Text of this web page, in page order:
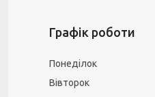
Графік роботи
Понеділок
Вівторок